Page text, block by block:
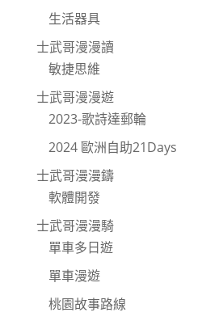
生活器具
士武哥漫漫讀
敏捷思維
士武哥漫漫遊
2023-歌詩達郵輪
2024 歐洲自助21Days
士武哥漫漫鑄
軟體開發
士武哥漫漫騎
單車多日遊
單車漫遊
桃園故事路線